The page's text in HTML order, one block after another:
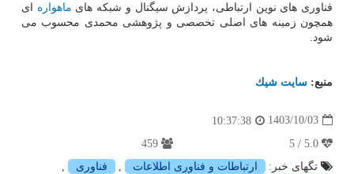
فناوری های نوین ارتباطی، پردازش سیگنال و شبکه های ماهواره ای
همچون زمینه های اصلی تخصصی و پژوهشی محمدی محسوب می
شود.
منبع: سایت شیك
1403/10/03
10:37:38
تگهای خبر:
ارتباطات و فناوری اطلاعات , فناوری
,